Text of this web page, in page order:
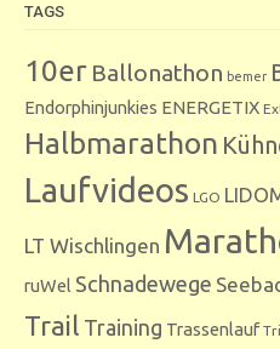
TAGS
10er Ballonathon bemer
Endorphinjunkies ENERGETIX
Halbmarathon
Laufvideos LGO
LT Wischlingen
ruWel Schnadewege
Trail Training Trassenlauf